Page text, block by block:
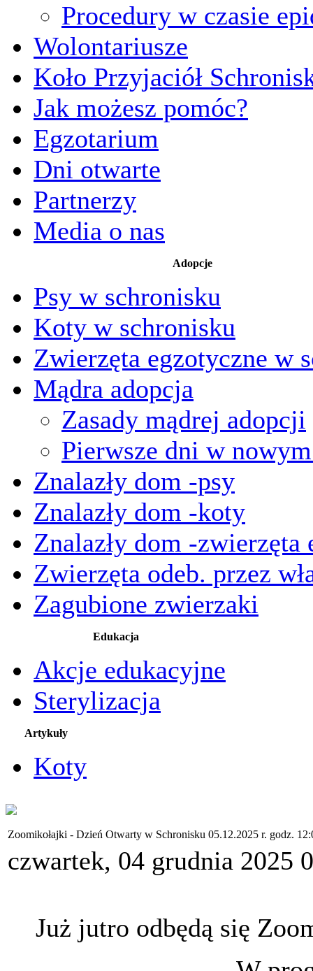
Procedury w czasie
Wolontariusze
Koło Przyjaciół
Jak możesz pomóc?
Egzotarium
Dni otwarte
Partnerzy
Media o nas
Adopcje
Psy w schronisku
Koty w schronisku
Zwierzęta egzotyczne w
Mądra adopcja
Zasady mądrej adopcji
Pierwsze dni w
Znalazły dom -psy
Znalazły dom -koty
Znalazły dom -zwierzęta
Zwierzęta odeb. przez
Zagubione zwierzaki
Edukacja
Akcje edukacyjne
Sterylizacja
Artykuły
Koty
Zoomikołajki - Dzień Otwarty w Schronisku 05.12.2025 r. godz.
czwartek, 04 grudnia 2025
Już jutro odbędą się